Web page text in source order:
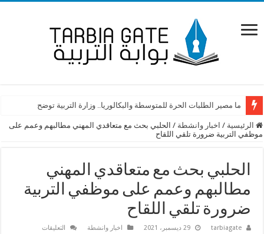
ما مصير الطلبات الحرة للمتوسطة والبكالوريا.. وزارة التربية توضح
الرئيسية / اخبار وانشطة / الحلبي بحث مع متعاقدي المهني مطالبهم وعمم على
موظفي التربية ضرورة تلقي اللقاح
الحلبي بحث مع متعاقدي المهني
مطالبهم وعمم على موظفي التربية
ضرورة تلقي اللقاح
tarbiagate 29 ديسمبر، 2021 اخبار وانشطة التعليقات